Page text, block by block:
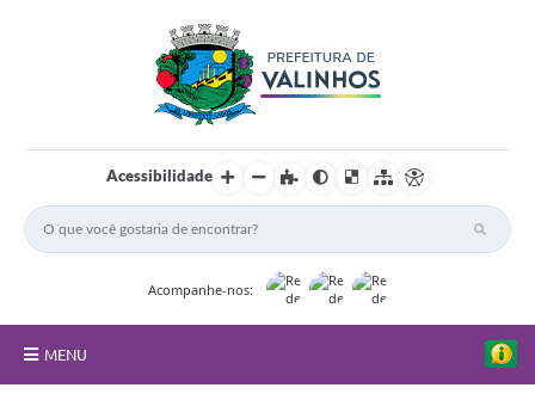
Acessibilidade
Acompanhe-nos:
MENU